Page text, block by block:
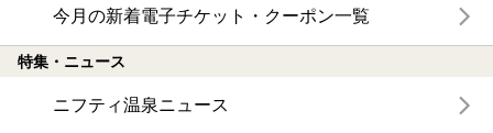
今月の新着電子チケット・クーポン一覧
特集・ニュース
ニフティ温泉ニュース